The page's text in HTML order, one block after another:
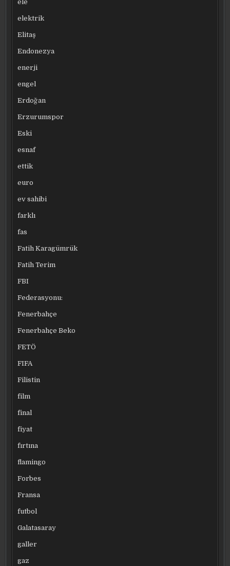
ele
elektrik
Elitaş
Endonezya
enerji
engel
Erdoğan
Erzurumspor
Eski
esnaf
ettik
euro
ev sahibi
farklı
fas
Fatih Karagümrük
Fatih Terim
FBI
Federasyonu:
Fenerbahçe
Fenerbahçe Beko
FETÖ
FIFA
Filistin
film
final
fiyat
fırtına
flamingo
Forbes
Fransa
futbol
Galatasaray
galler
gaz